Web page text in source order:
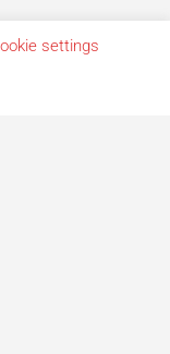
settings